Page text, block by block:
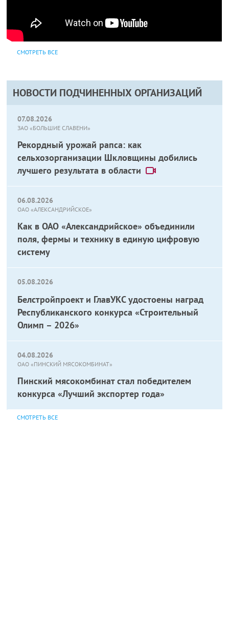
НОВОСТИ ПОДЧИНЕННЫХ ОРГАНИЗАЦИЙ
07.08.2026
ЗАО «БОЛЬШИЕ СЛАВЕНИ»
Рекордный урожай рапса: как
сельхозорганизации Шкловщины добились
лучшего результата в области
06.08.2026
ОАО «АЛЕКСАНДРИЙСКОЕ»
Как в ОАО «Александрийское» объединили
поля, фермы и технику в единую цифровую
систему
05.08.2026
Белстройпроект и ГлавУКС удостоены наград
Республиканского конкурса «Строительный
Олимп – 2026»
04.08.2026
ОАО «ПИНСКИЙ МЯСОКОМБИНАТ»
Пинский мясокомбинат стал победителем
конкурса «Лучший экспортер года»
СМОТРЕТЬ ВСЕ
СМОТРЕТЬ ВСЕ